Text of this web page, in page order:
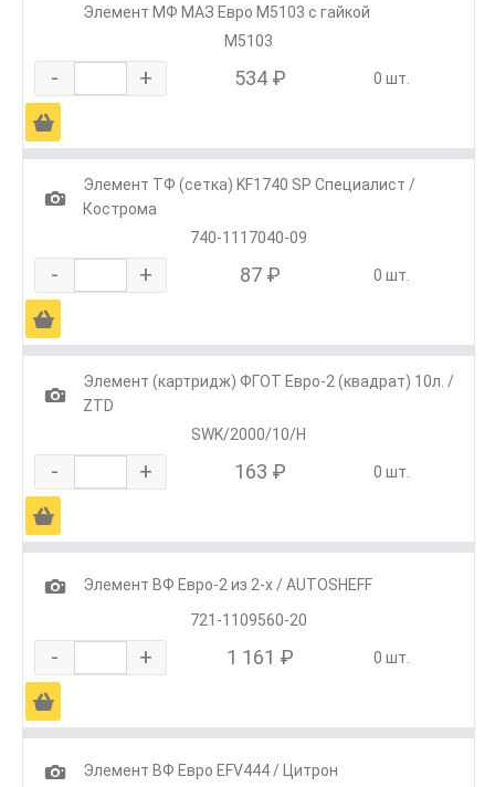
Элемент МФ МАЗ Евро М5103 с гайкой
М5103
- + 534 ₽ 0 шт.
Ä
1
Элемент ТФ (сетка) KF1740 SP Специалист /
Кострома
740-1117040-09
- + 87 ₽ 0 шт.
Ä
1
Элемент (картридж) ФГОТ Евро-2 (квадрат) 10л. /
ZTD
SWK/2000/10/H
- + 163 ₽ 0 шт.
Ä
1
Элемент ВФ Евро-2 из 2-х / AUTOSHEFF
721-1109560-20
- + 1 161 ₽ 0 шт.
Ä
1
Элемент ВФ Евро EFV444 / Цитрон